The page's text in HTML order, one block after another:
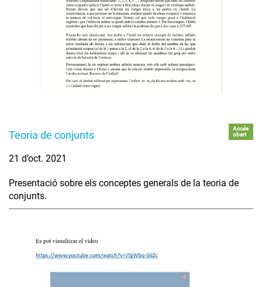
Teoria de conjunts
Accés
obert
21 d’oct. 2021
Presentació sobre els conceptes generals de la teoria de
conjunts.